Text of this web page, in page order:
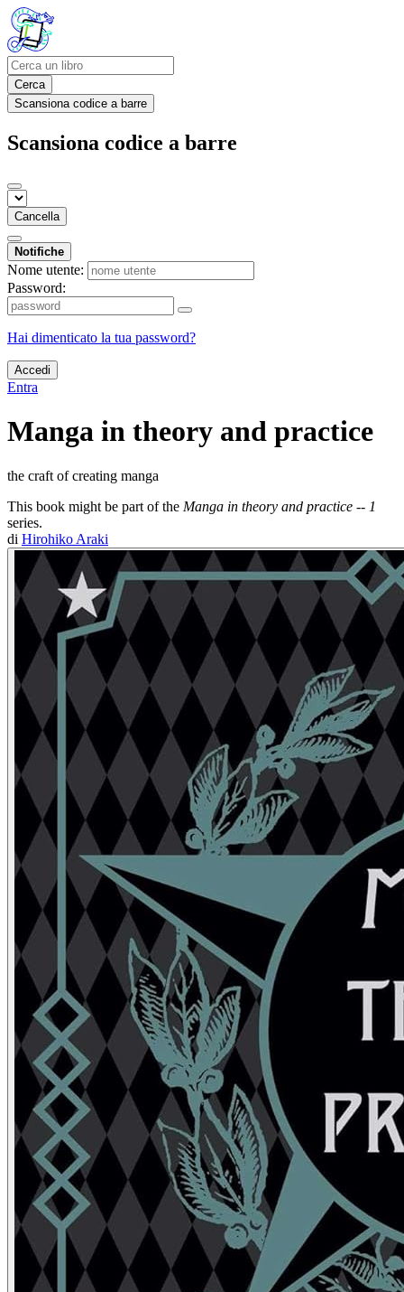
Cerca
Scansiona codice a barre
Scansiona codice a barre
Cancella
Notifiche
Nome utente:
Password:
Hai dimenticato la tua password?
Accedi
Entra
Manga in theory and practice
the craft of creating manga
This book might be part of the Manga in theory and practice -- 1
series.
di Hirohiko Araki